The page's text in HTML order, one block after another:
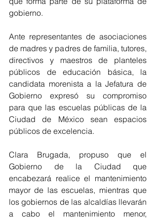
gobierno.
Ante representantes de asociaciones
de madres y padres de familia, tutores,
directivos y maestros de planteles
públicos de educación básica, la
candidata morenista a la Jefatura de
Gobierno expresó su compromiso
para que las escuelas públicas de la
Ciudad de México sean espacios
públicos de excelencia.
Clara Brugada, propuso que el
Gobierno de la Ciudad que
encabezará realice el mantenimiento
mayor de las escuelas, mientras que
los gobiernos de las alcaldías llevarán
a cabo el mantenimiento menor,